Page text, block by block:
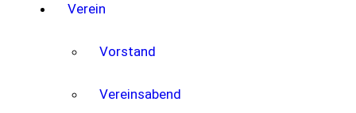
Verein
Vorstand
Vereinsabend